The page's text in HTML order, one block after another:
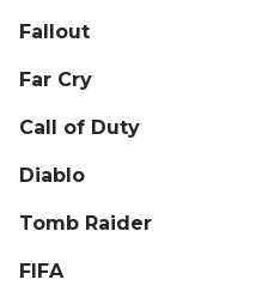
Fallout
Far Cry
Call of Duty
Diablo
Tomb Raider
FIFA